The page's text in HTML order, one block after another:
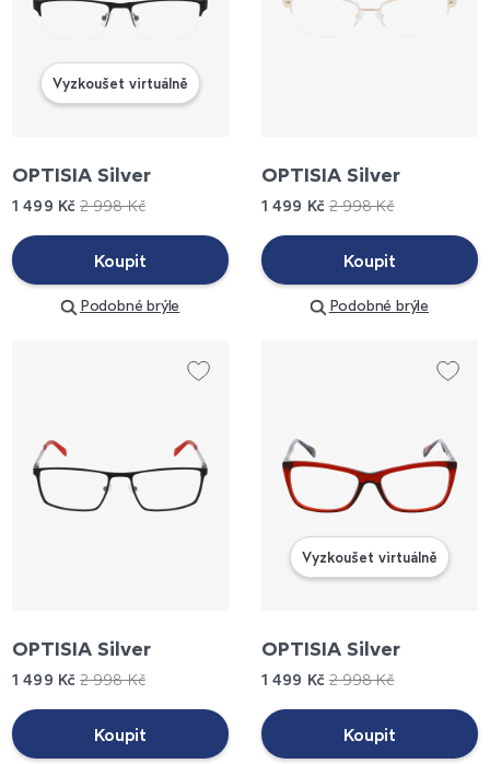
Vyzkoušet virtuálně
OPTISIA Silver
1 499 Kč2 998 Kč
Koupit
Podobné brýle
OPTISIA Silver
1 499 Kč 2 998 Kč
Koupit
Podobné brýle
OPTISIA Silver
1 499 Kč2 998 Kč
Koupit
Vyzkoušet virtuálně
OPTISIA Silver
1 499 Kč 2 998 Kč
Koupit